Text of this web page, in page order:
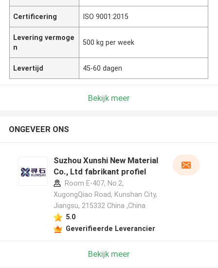
Certificering ISO 9001:2015
Levering vermoge
n
500 kg per week
Levertijd 45-60 dagen
Bekijk meer
ONGEVEER ONS
Suzhou Xunshi New Material
Co., Ltd fabrikant profiel
Room E-407, No.2,
XugongQiao Road, Kunshan City,
Jiangsu, 215332 China ,China
5.0
Geverifieerde Leverancier
Bekijk meer